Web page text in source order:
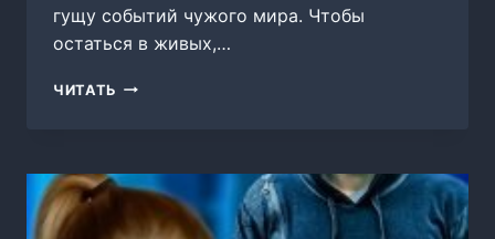
гущу событий чужого мира. Чтобы
остаться в живых,…
ЧИТАТЬ ОТБОР